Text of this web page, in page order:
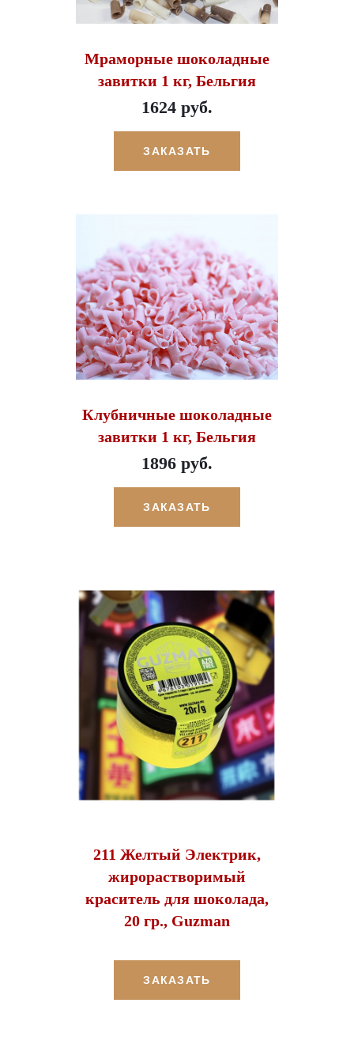
Мраморные шоколадные
завитки 1 кг, Бельгия
1624 руб.
ЗАКАЗАТЬ
Клубничные шоколадные
завитки 1 кг, Бельгия
1896 руб.
ЗАКАЗАТЬ
211 Желтый Электрик,
жирорастворимый
краситель для шоколада,
20 гр., Guzman
ЗАКАЗАТЬ